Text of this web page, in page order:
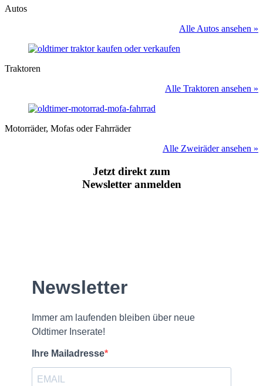
Autos
Alle Autos ansehen »
Traktoren
Alle Traktoren ansehen »
Motorräder, Mofas oder Fahrräder
Alle Zweiräder ansehen »
Jetzt direkt zum
Newsletter anmelden